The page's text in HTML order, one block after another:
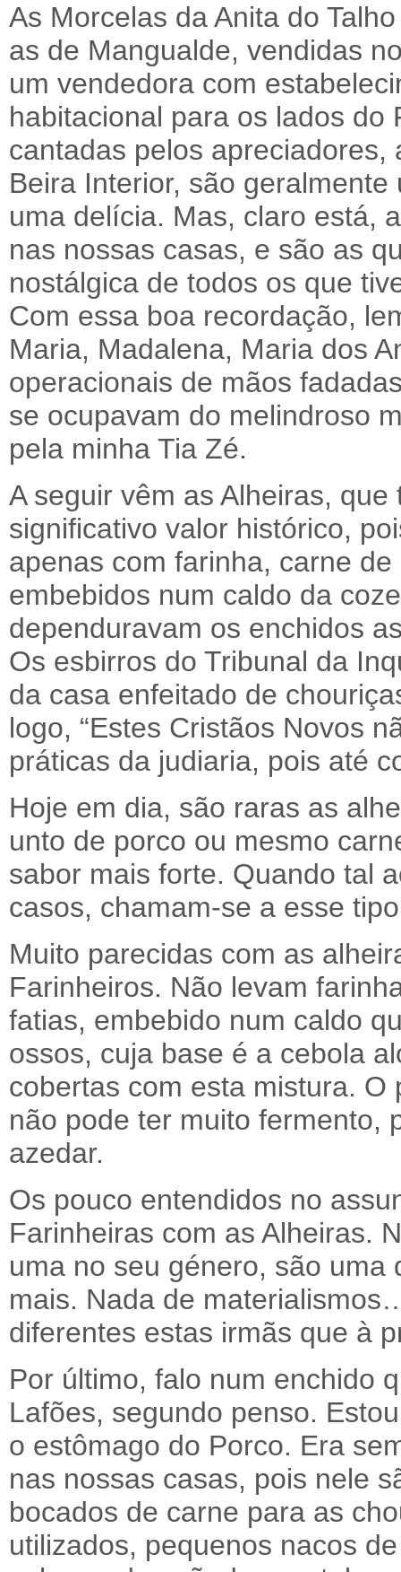
As Morcelas da Anita do
as de Mangualde, vendidas
um vendedora com
habitacional para os lados do
cantadas pelos
Beira Interior, são
uma delícia. Mas, claro está,
nas nossas casas, e são as
nostálgica de todos os que
Com essa boa recordação,
Maria, Madalena, Maria dos
operacionais de mãos
se ocupavam do melindroso
pela minha Tia Zé.
A seguir vêm as Alheiras,
significativo valor histórico,
apenas com farinha, carne
embebidos num caldo da
dependuravam os enchidos
Os esbirros do Tribunal da
da casa enfeitado de
logo, “Estes Cristãos Novos
práticas da judiaria, pois até
Hoje em dia, são raras as
unto de porco ou mesmo
sabor mais forte. Quando tal
casos, chamam-se a esse
Muito parecidas com as
Farinheiros. Não levam
fatias, embebido num caldo
ossos, cuja base é a cebola
cobertas com esta mistura.
não pode ter muito fermento,
azedar.
Os pouco entendidos no
Farinheiras com as Alheiras.
uma no seu género, são
mais. Nada de
diferentes estas irmãs que à
Por último, falo num enchido
Lafões, segundo penso.
o estômago do Porco. Era
nas nossas casas, pois nele
bocados de carne para as
utilizados, pequenos nacos